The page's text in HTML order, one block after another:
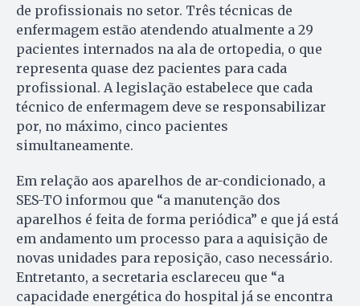
de profissionais no setor. Três técnicas de
enfermagem estão atendendo atualmente a 29
pacientes internados na ala de ortopedia, o que
representa quase dez pacientes para cada
profissional. A legislação estabelece que cada
técnico de enfermagem deve se responsabilizar
por, no máximo, cinco pacientes
simultaneamente.
Em relação aos aparelhos de ar-condicionado, a
SES-TO informou que “a manutenção dos
aparelhos é feita de forma periódica” e que já está
em andamento um processo para a aquisição de
novas unidades para reposição, caso necessário.
Entretanto, a secretaria esclareceu que “a
capacidade energética do hospital já se encontra